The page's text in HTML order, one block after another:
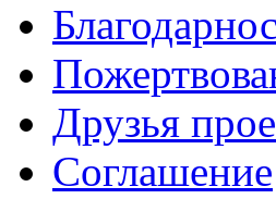
Друзья
Соглашение